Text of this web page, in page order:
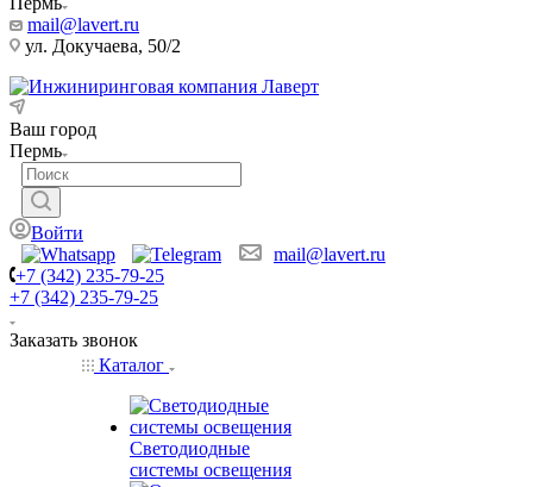
mail@lavert.ru
ул. Докучаева, 50/2
Ваш город
Пермь
Войти
mail@lavert.ru
+7 (342) 235-79-25
+7 (342) 235-79-25
Заказать звонок
Каталог
Светодиодные
системы освещения